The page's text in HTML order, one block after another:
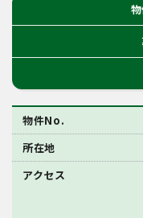
物件No.
所在地
アクセス